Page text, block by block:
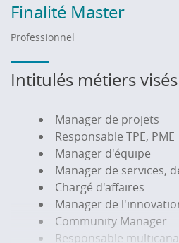
Finalité Master
Professionnel
Intitulés métiers visés
Manager de projets
Responsable TPE, PME
Manager d'équipe
Manager de services,
Chargé d'affaires
Manager de
Community Manager
Responsable